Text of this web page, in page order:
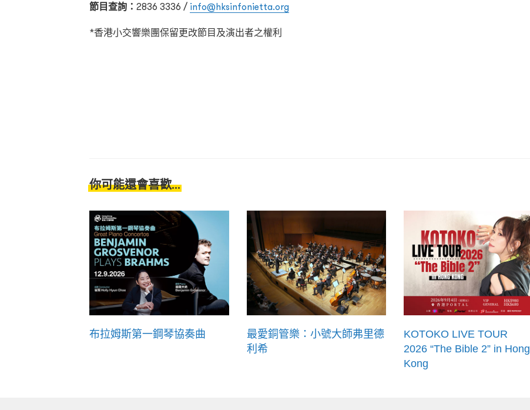
節目查詢： 2836 3336 / info@hksinfonietta.org
*香港小交響樂團保留更改節目及演出者之權利
你可能還會喜歡...
布拉姆斯第一鋼琴協奏曲
最愛銅管樂：小號大師弗里德
利希
KOTOKO LIVE TOUR
2026 “The Bible 2” in Hong
Kong